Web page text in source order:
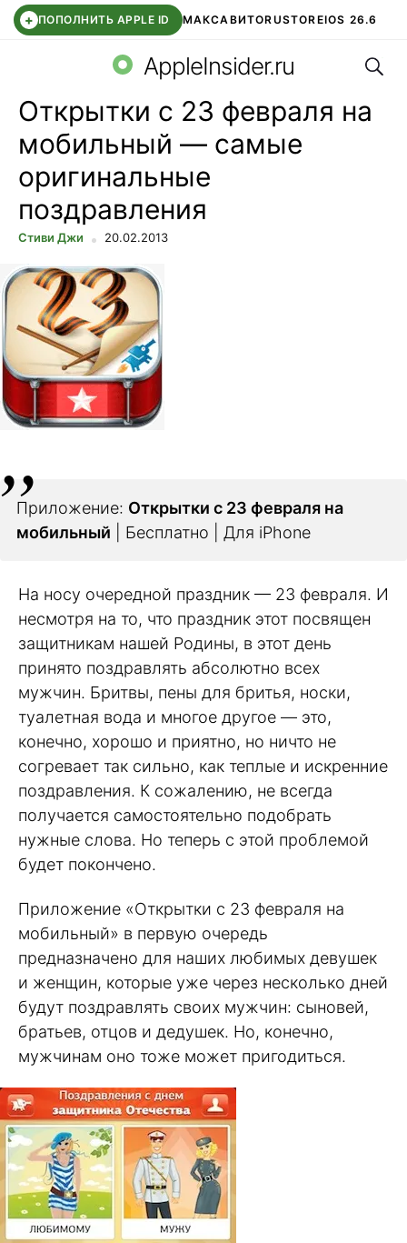
+ ПОПОЛНИТЬ APPLE ID МАКСАВИТОRUSTOREIOS 26.6
СБЕР КИДС ВТБ ОНЛАЙН ЧАТ В ROBLOX
AppleInsider.ru
Открытки с 23 февраля на
мобильный — самые
оригинальные
поздравления
Стиви Джи 20.02.2013
Приложение: Открытки с 23 февраля на
мобильный | Бесплатно | Для iPhone
На носу очередной праздник — 23 февраля. И
несмотря на то, что праздник этот посвящен
защитникам нашей Родины, в этот день
принято поздравлять абсолютно всех
мужчин. Бритвы, пены для бритья, носки,
туалетная вода и многое другое — это,
конечно, хорошо и приятно, но ничто не
согревает так сильно, как теплые и искренние
поздравления. К сожалению, не всегда
получается самостоятельно подобрать
нужные слова. Но теперь с этой проблемой
будет покончено.
Приложение «Открытки с 23 февраля на
мобильный» в первую очередь
предназначено для наших любимых девушек
и женщин, которые уже через несколько дней
будут поздравлять своих мужчин: сыновей,
братьев, отцов и дедушек. Но, конечно,
мужчинам оно тоже может пригодиться.